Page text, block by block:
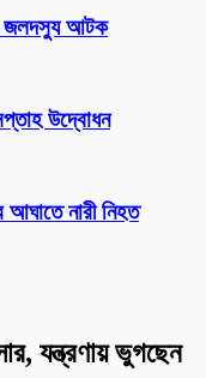
৩ জলদস্যু আটক
উদ্বোধন
আঘাতে নারী নিহত
যন্ত্রণায় ভুগছেন